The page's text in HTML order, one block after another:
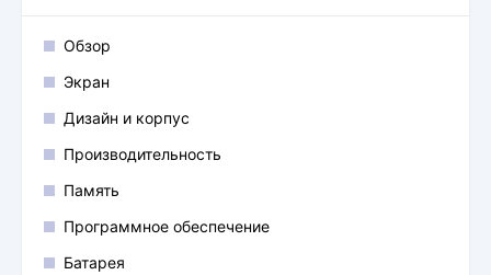
Обзор
Экран
Дизайн и корпус
Производительность
Память
Программное обеспечение
Батарея